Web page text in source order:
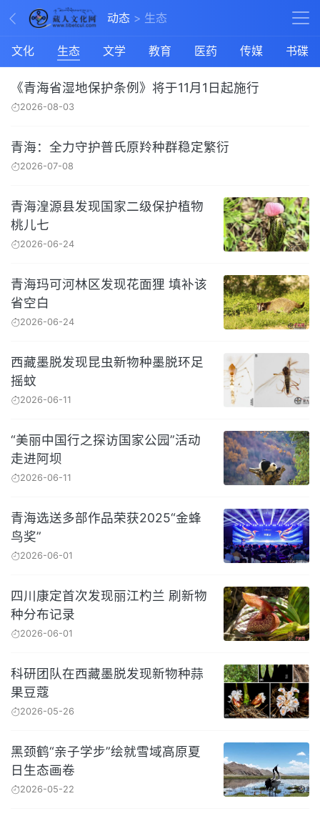
动态 生态
文化 生态 文学 教育 医药 传媒 书碟
《青海省湿地保护条例》将于11月1日起施行
2026-08-03
青海：全力守护普氏原羚种群稳定繁衍
2026-07-08
青海湟源县发现国家二级保护植物
桃儿七
2026-06-24
青海玛可河林区发现花面狸 填补该
省空白
2026-06-24
西藏墨脱发现昆虫新物种墨脱环足
摇蚊
2026-06-11
“美丽中国行之探访国家公园”活动
走进阿坝
2026-06-11
青海选送多部作品荣获2025“金蜂
鸟奖”
2026-06-01
四川康定首次发现丽江杓兰 刷新物
种分布记录
2026-06-01
科研团队在西藏墨脱发现新物种蒜
果豆蔻
2026-05-26
黑颈鹤“亲子学步”绘就雪域高原夏
日生态画卷
2026-05-22